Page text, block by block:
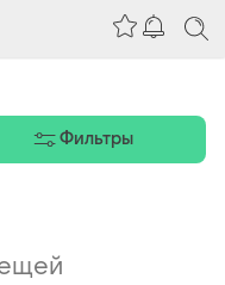
Фильтры